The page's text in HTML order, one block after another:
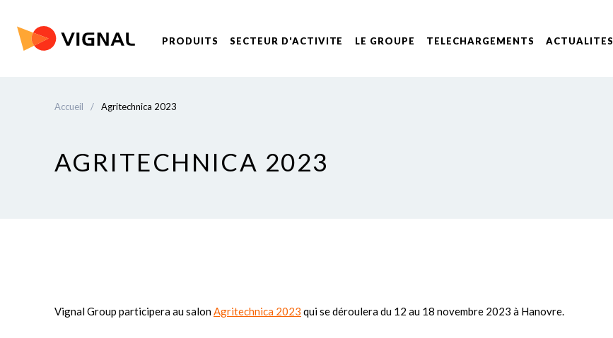
PRODUITS SECTEUR D'ACTIVITE LE GROUPE TELECHARGEMENTS ACTUALITES
Accueil / Agritechnica 2023
AGRITECHNICA 2023
Vignal Group participera au salonAgritechnica 2023 qui se déroulera du 12 au 18 novembre 2023 à Hanovre.